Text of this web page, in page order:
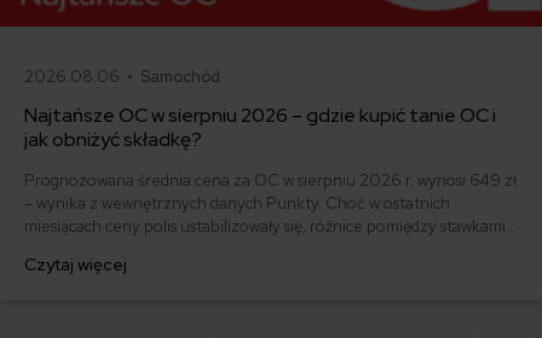
2026.08.06 • Samochód
Najtańsze OC w sierpniu 2026 – gdzie kupić tanie OC i
jak obniżyć składkę?
Prognozowana średnia cena za OC w sierpniu 2026 r. wynosi 649 zł
– wynika z wewnętrznych danych Punkty. Choć w ostatnich
miesiącach ceny polis ustabilizowały się, różnice pomiędzy stawkami
500 zł, inni – powyżej 1500 zł. Gdzie znaleźć najtańsze OC w Polsce
Czytaj więcej